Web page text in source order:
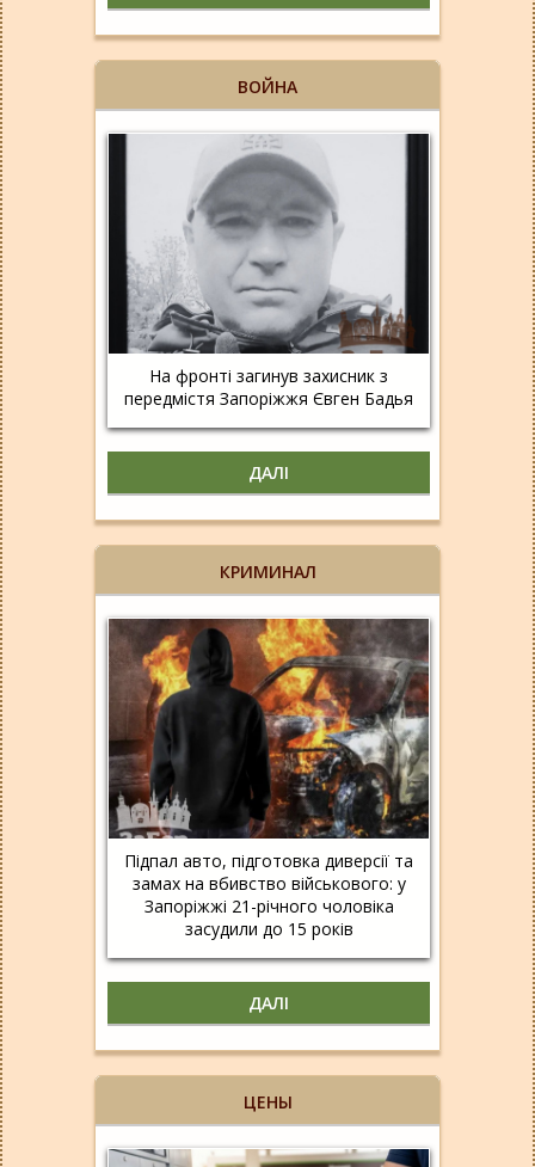
ВОЙНА
На фронті загинув захисник з
передмістя Запоріжжя Євген Бадья
ДАЛІ
КРИМИНАЛ
Підпал авто, підготовка диверсії та
замах на вбивство військового: у
Запоріжжі 21-річного чоловіка
засудили до 15 років
ДАЛІ
ЦЕНЫ